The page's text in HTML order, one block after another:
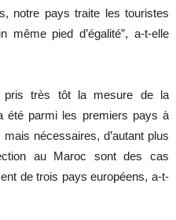
notre pays traite les touristes
pied d’égalité”, a-t-elle
très tôt la mesure de la
été parmi les premiers pays à
nécessaires, d’autant plus
au Maroc sont des cas
de trois pays européens, a-t-